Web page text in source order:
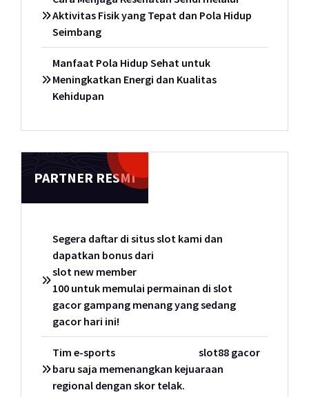
Aktivitas Fisik yang Tepat dan Pola Hidup
Seimbang
Manfaat Pola Hidup Sehat untuk
Meningkatkan Energi dan Kualitas
Kehidupan
PARTNER RESMI
Segera daftar di situs slot kami dan
dapatkan bonus dari
slot new member
100 untuk memulai permainan di slot
gacor gampang menang yang sedang
gacor hari ini!
Tim e-sports
slot88 gacor
baru saja memenangkan kejuaraan
regional dengan skor telak.